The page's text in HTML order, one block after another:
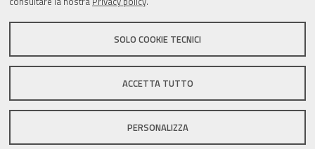
SOLO COOKIE TECNICI
ACCETTA TUTTO
PERSONALIZZA
Gestisci i cookie
Dichiarazione di accessibilità
C.F. 800.625.903.79